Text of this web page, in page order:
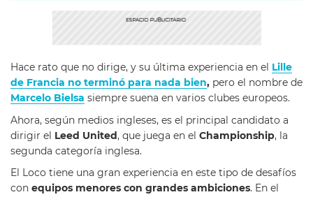
Hace rato que no dirige, y su última experiencia en el Lille
de Francia no terminó para nada bien, pero el nombre de
Marcelo Bielsa siempre suena en varios clubes europeos.
Ahora, según medios ingleses, es el principal candidato a
dirigir el Leed United, que juega en el Championship, la
segunda categoría inglesa.
El Loco tiene una gran experiencia en este tipo de desafíos
con equipos menores con grandes ambiciones. En el